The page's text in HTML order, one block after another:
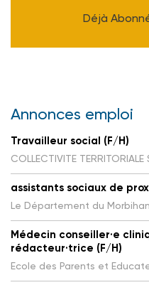
Déjà
Annonces emploi
Travailleur social (F/H)
COLLECTIVITE TERRITORIALE
assistants sociaux de
Le Département du Morbihan
Médecin conseiller·e
rédacteur·trice (F/H)
Ecole des Parents et